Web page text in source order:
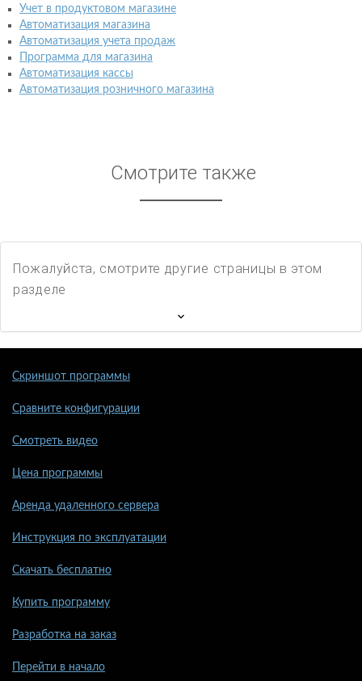
Учет в продуктовом магазине
Автоматизация магазина
Автоматизация учета продаж
Программа для магазина
Автоматизация кассы
Автоматизация розничного магазина
Смотрите также
Пожалуйста, смотрите другие страницы в этом
разделе
Скриншот программы
Сравните конфигурации
Смотреть видео
Цена программы
Аренда удаленного сервера
Инструкция по эксплуатации
Скачать бесплатно
Купить программу
Разработка на заказ
Перейти в начало